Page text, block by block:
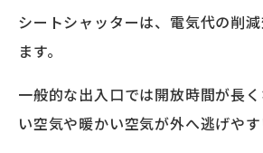
シートシャッターは、電気代の削
ます。
一般的な出入口では開放時間が長
い空気や暖かい空気が外へ逃げやす